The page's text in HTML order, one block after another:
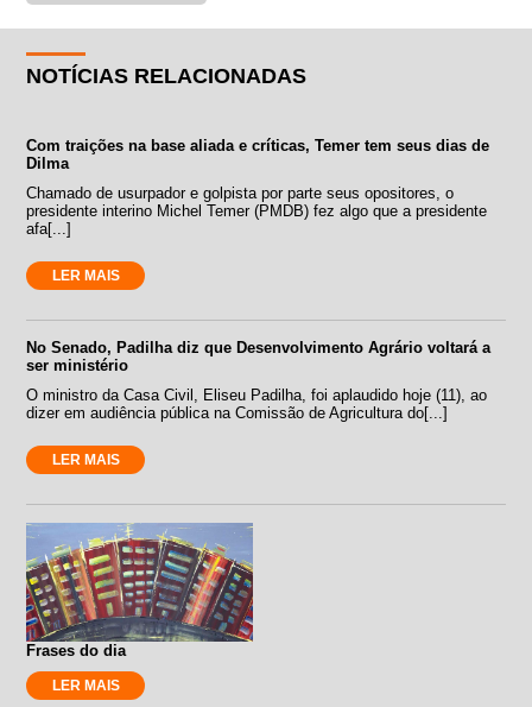
NOTÍCIAS RELACIONADAS
Com traições na base aliada e críticas, Temer tem seus dias de
Dilma
Chamado de usurpador e golpista por parte seus opositores, o
presidente interino Michel Temer (PMDB) fez algo que a presidente
afa[...]
LER MAIS
No Senado, Padilha diz que Desenvolvimento Agrário voltará a
ser ministério
O ministro da Casa Civil, Eliseu Padilha, foi aplaudido hoje (11), ao
dizer em audiência pública na Comissão de Agricultura do[...]
LER MAIS
Frases do dia
LER MAIS